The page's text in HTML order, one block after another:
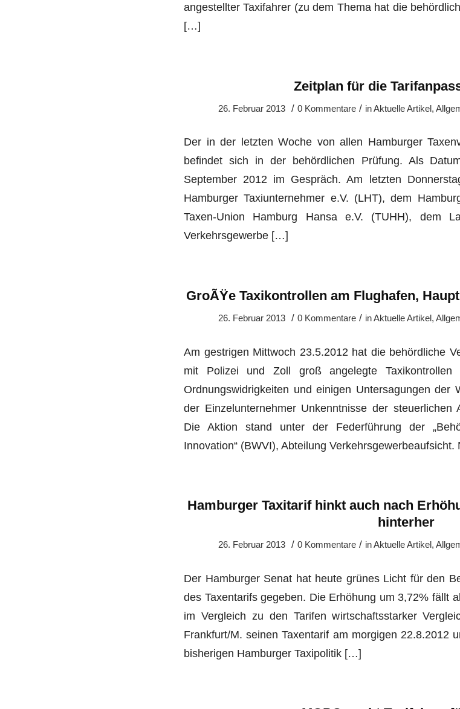
angestellter Taxifahrer (zu dem Thema hat die
[…]
Zeitplan für die
26. Februar 2013 / 0 Kommentare / inAktuelle Artikel ,
Der in der letzten Woche von allen Hamburger
befindet sich in der behördlichen Prüfung. Als
September 2012 im Gespräch. Am letzten
Hamburger Taxiunternehmer e.V. (LHT), dem
Taxen-Union Hamburg Hansa e.V. (TUHH), dem
Verkehrsgewerbe […]
GroÃŸe Taxikontrollen am Flughafen,
26. Februar 2013 / 0 Kommentare / inAktuelle Artikel ,
Am gestrigen Mittwoch 23.5.2012 hat die behördliche
mit Polizei und Zoll groß angelegte Taxikontrollen
Ordnungswidrigkeiten und einigen Untersagungen der
der Einzelunternehmer Unkenntnisse der steuerlichen
Die Aktion stand unter der Federführung der
Innovation“ (BWVI), Abteilung
Hamburger Taxitarif hinkt auch nach
hinterher
26. Februar 2013 / 0 Kommentare / inAktuelle Artikel ,
Der Hamburger Senat hat heute grünes Licht für den
des Taxentarifs gegeben. Die Erhöhung um 3,72% fällt
im Vergleich zu den Tarifen wirtschaftsstarker
Frankfurt/M. seinen Taxentarif am morgigen 22.8.2012
bisherigen Hamburger Taxipolitik […]